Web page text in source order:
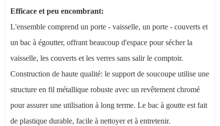
Efficace et peu encombrant:
L'ensemble comprend un porte - vaisselle, un porte - couverts et
un bac à égoutter, offrant beaucoup d'espace pour sécher la
vaisselle, les couverts et les verres sans salir le comptoir.
Construction de haute qualité: le support de soucoupe utilise une
structure en fil métallique robuste avec un revêtement chromé
pour assurer une utilisation à long terme. Le bac à goutte est fait
de plastique durable, facile à nettoyer et à entretenir.